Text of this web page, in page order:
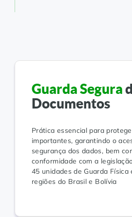
Guarda Segura
Documentos
Prática essencial para
importantes, garantindo o
segurança dos dados, bem
conformidade com a
45 unidades de Guarda Física
regiões do Brasil e Bolívia